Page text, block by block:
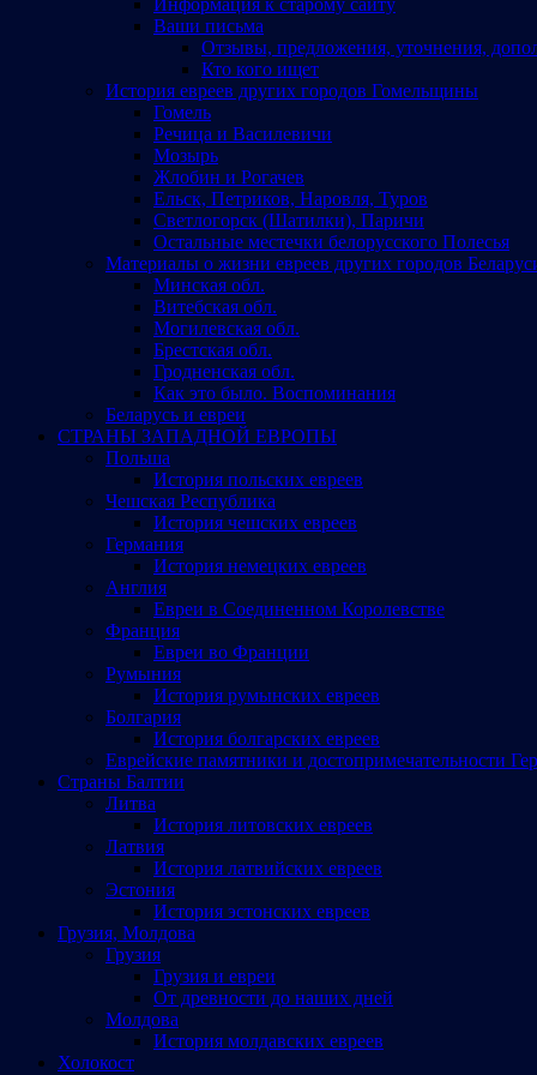
Ваши письма
Отзывы, предложения, уточнения,
Кто кого ищет
История евреев других городов Гомельщины
Гомель
Речица и Василевичи
Мозырь
Жлобин и Рогачев
Ельск, Петриков, Наровля, Туров
Светлогорск (Шатилки), Паричи
Остальные местечки белорусского Полесья
Материалы о жизни евреев других городов
Минская обл.
Витебская обл.
Могилевская обл.
Брестская обл.
Гродненская обл.
Как это было. Воспоминания
Беларусь и евреи
СТРАНЫ ЗАПАДНОЙ ЕВРОПЫ
Польша
История польских евреев
Чешская Республика
История чешских евреев
Германия
История немецких евреев
Англия
Евреи в Соединенном Королевстве
Франция
Евреи во Франции
Румыния
История румынских евреев
Болгария
История болгарских евреев
Еврейские памятники и достопримечательности
Страны Балтии
Литва
История литовских евреев
Латвия
История латвийских евреев
Эстония
История эстонских евреев
Грузия, Молдова
Грузия
Грузия и евреи
От древности до наших дней
Молдова
История молдавских евреев
Холокост